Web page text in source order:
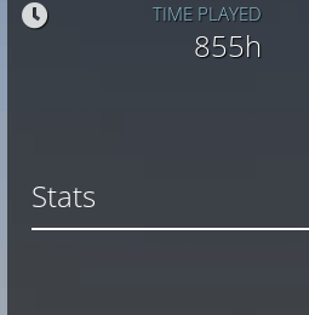
TIME PLAYED
855h
Stats